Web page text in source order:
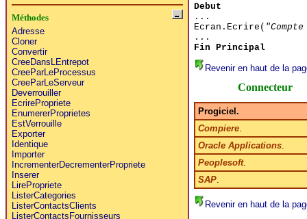
Méthodes
Adresse
Cloner
Convertir
CreeDansLEntrepot
CreeParLeProcessus
CreeParLeServeur
Deverrouiller
EcrirePropriete
EnumererProprietes
EstVerrouille
Exporter
Identique
Importer
IncrementerDecrementerPropriete
Inserer
LirePropriete
ListerCategories
ListerContactsClients
ListerContactsFournisseurs
Debut
...
Ecran.Ecrire(
...
Fin Principal
Revenir en haut de la
Connecteur
Progiciel.
Compiere
Oracle Applications
Peoplesoft.
SAP
Revenir en haut de la